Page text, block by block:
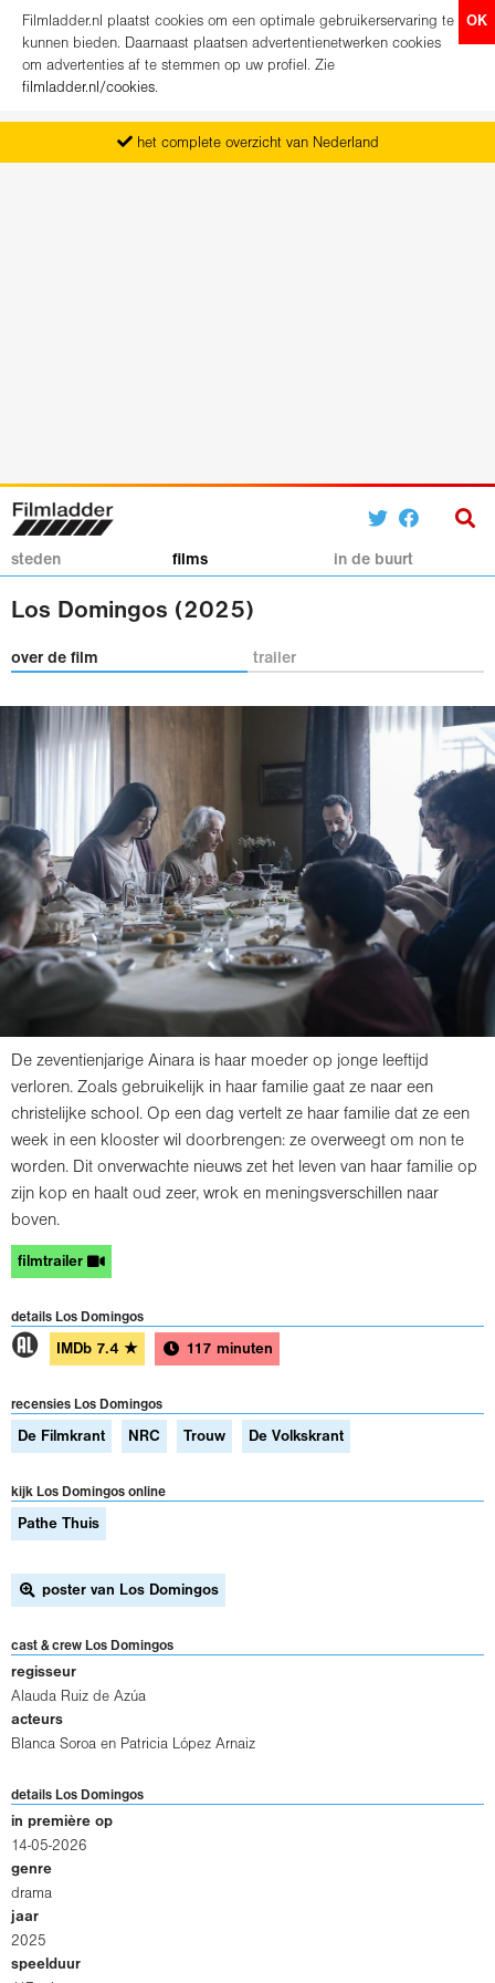
OK
Filmladder.nl plaatst cookies om een optimale gebruikerservaring te
kunnen bieden. Daarnaast plaatsen advertentienetwerken cookies
om advertenties af te stemmen op uw profiel. Zie
filmladder.nl/cookies.
het complete overzicht van Nederland
vanaf maandag het nieuwe programma
koop direct je kaartjes
steden films in de buurt
Los Domingos (2025)
over de film trailer
De zeventienjarige Ainara is haar moeder op jonge leeftijd
verloren. Zoals gebruikelijk in haar familie gaat ze naar een
christelijke school. Op een dag vertelt ze haar familie dat ze een
week in een klooster wil doorbrengen: ze overweegt om non te
worden. Dit onverwachte nieuws zet het leven van haar familie op
zijn kop en haalt oud zeer, wrok en meningsverschillen naar
boven.
filmtrailer
details Los Domingos
1 IMDb 7.4 ★ 117 minuten
recensies Los Domingos
De Filmkrant NRC Trouw De Volkskrant
kijk Los Domingos online
Pathe Thuis
poster van Los Domingos
cast & crew Los Domingos
regisseur
Alauda Ruiz de Azúa
acteurs
Blanca Soroa en Patricia López Arnaiz
details Los Domingos
in première op
14-05-2026
genre
drama
jaar
2025
speelduur